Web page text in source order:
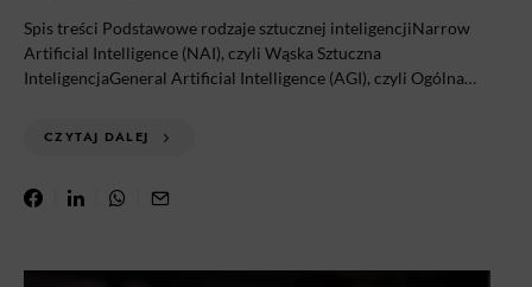
Spis treści Podstawowe rodzaje sztucznej inteligencjiNarrow
Artificial Intelligence (NAI), czyli Wąska Sztuczna
InteligencjaGeneral Artificial Intelligence (AGI), czyli Ogólna…
CZYTAJ DALEJ